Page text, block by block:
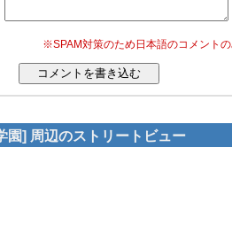
※SPAM対策のため日本語のコメント
園] 周辺のストリートビュー